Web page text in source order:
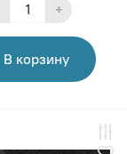
+
В корзину